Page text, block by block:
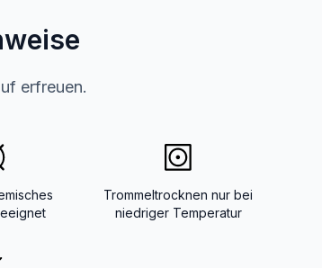
erfreuen.
Trommeltrocknen nur bei
niedriger Temperatur